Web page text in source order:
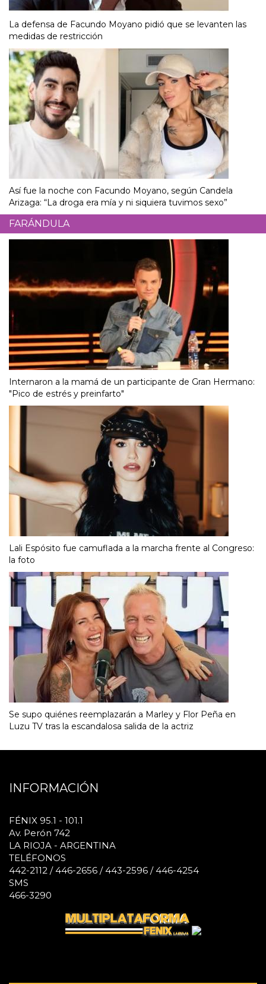
La defensa de Facundo Moyano pidió que se levanten las
medidas de restricción
Así fue la noche con Facundo Moyano, según Candela
Arizaga: “La droga era mía y ni siquiera tuvimos sexo”
FARÁNDULA
Internaron a la mamá de un participante de Gran Hermano:
"Pico de estrés y preinfarto"
Lali Espósito fue camuflada a la marcha frente al Congreso:
la foto
Se supo quiénes reemplazarán a Marley y Flor Peña en
Luzu TV tras la escandalosa salida de la actriz
INFORMACIÓN
FÉNIX 95.1 - 101.1
Av. Perón 742
LA RIOJA - ARGENTINA
TELÉFONOS
442-2112 / 446-2656 / 443-2596 / 446-4254
SMS
466-3290